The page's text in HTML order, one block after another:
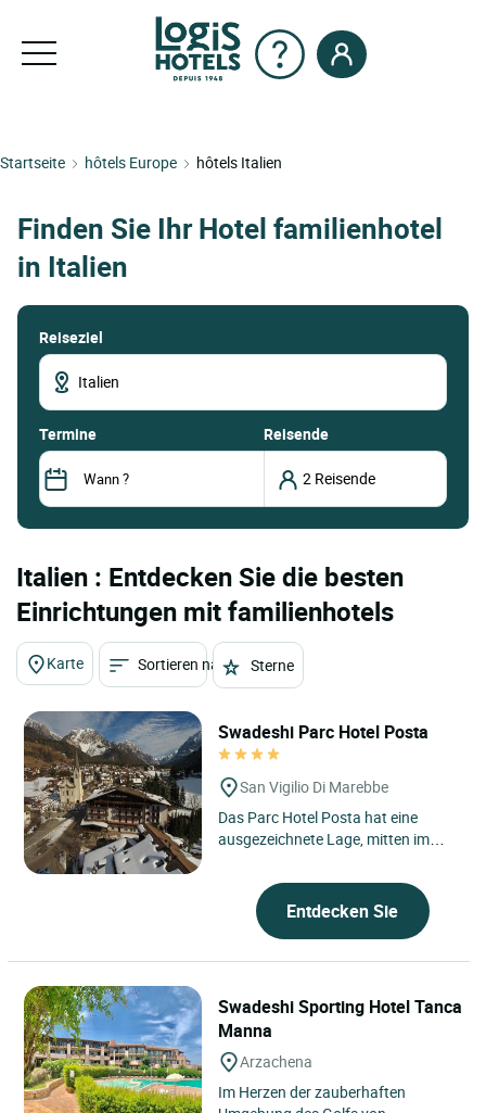
Startseite hôtels Europe hôtels Italien
Finden Sie Ihr Hotel familienhotel
in Italien
Reiseziel
termine Reisende
Italien : Entdecken Sie die besten
Einrichtungen mit familienhotels
Karte Sortieren nach Sterne
Swadeshi Parc Hotel Posta
San Vigilio Di Marebbe
Das Parc Hotel Posta hat eine
ausgezeichnete Lage, mitten im
eine angenehme Umgebung...
Entdecken Sie
Swadeshi Sporting Hotel Tanca
Manna
Arzachena
Im Herzen der zauberhaften